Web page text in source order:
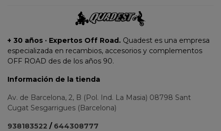
+ 30 años · Expertos Off Road. Quadest es una empresa
especializada en recambios, accesorios y complementos
OFF ROAD des de los años 90.
Información de la tienda
Av. de Barcelona, 2, B (Pol. Ind. La Masia) 08798 Sant
Cugat Sesgarrigues (Barcelona)
938183522 / 644308777